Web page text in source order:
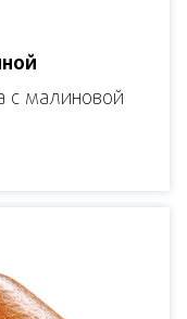
с малиновой